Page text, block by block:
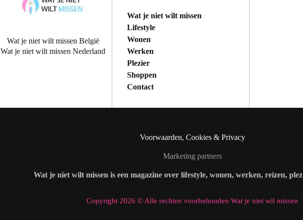
Wat je niet wilt missen België
Wat je niet wilt missen Nederland
Wat je niet wilt missen
Lifestyle
Wonen
Werken
Plezier
Shoppen
Contact
Voorwaarden, Cookies & Privacy
Marketing partners
Wat je niet wilt missen is een magazine over lifestyle, wonen, werken, reizen,
Copyright 2026 © Alle rechten voorbehouden Wat je niet wil missen